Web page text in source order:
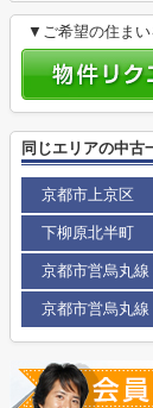
▼ご希望の住まい
同じエリアの中古
京都市上京区
下柳原北半町
京都市営烏丸線
京都市営烏丸線